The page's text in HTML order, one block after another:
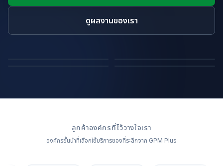
ดูผลงานของเรา
ลูกค้าองค์กรที่ไว้วางใจเรา
องค์กรชั้นนำที่เลือกใช้บริการของที่ระลึกจาก GPM Plus